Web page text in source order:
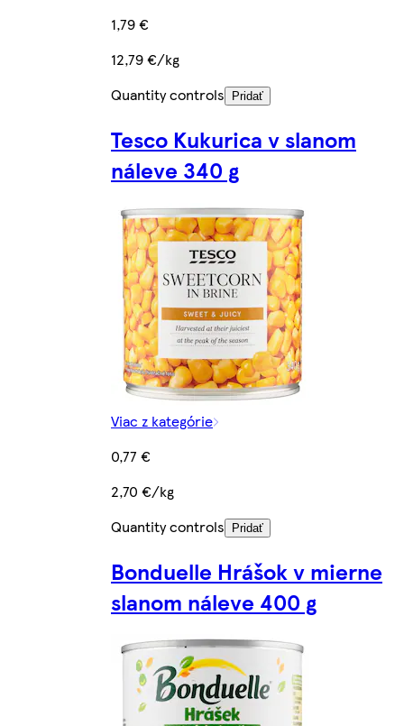
1,79 €
12,79 €/kg
Quantity controls
Pridať
Tesco Kukurica v slanom
náleve 340 g
Viac z kategórie
0,77 €
2,70 €/kg
Quantity controls
Pridať
Bonduelle Hrášok v mierne
slanom náleve 400 g